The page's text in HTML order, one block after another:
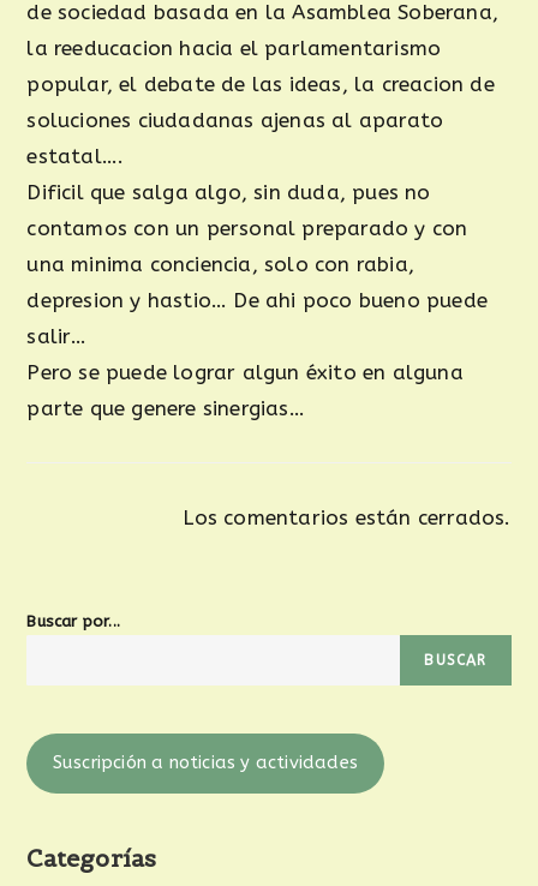
de sociedad basada en la Asamblea Soberana,
la reeducacion hacia el parlamentarismo
popular, el debate de las ideas, la creacion de
soluciones ciudadanas ajenas al aparato
estatal….
Dificil que salga algo, sin duda, pues no
contamos con un personal preparado y con
una minima conciencia, solo con rabia,
depresion y hastio… De ahi poco bueno puede
salir…
Pero se puede lograr algun éxito en alguna
parte que genere sinergias…
Los comentarios están cerrados.
Buscar por...
BUSCAR
Suscripción a noticias y actividades
Categorías